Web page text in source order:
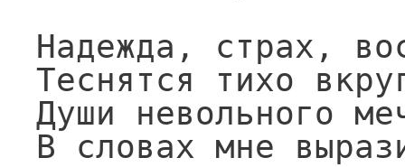
Надежда, страх,
Теснятся тихо
Души невольного
В словах мне